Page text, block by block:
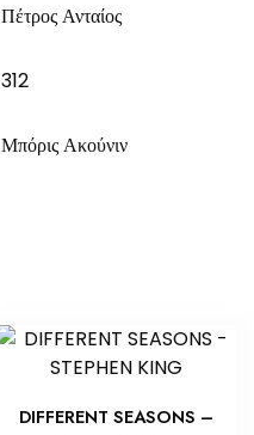
Πέτρος Ανταίος
312
Μπόρις Ακούνιν
DIFFERENT SEASONS –